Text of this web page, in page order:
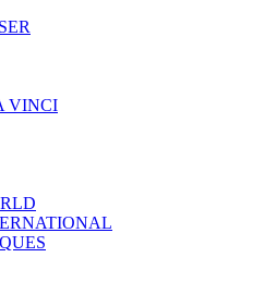
VINCI